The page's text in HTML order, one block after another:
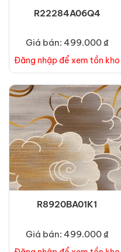
R22284A06Q4
Giá bán: 499.000 ₫
Đăng nhập để xem tồn kho
R8920BA01K1
Giá bán: 499.000 ₫